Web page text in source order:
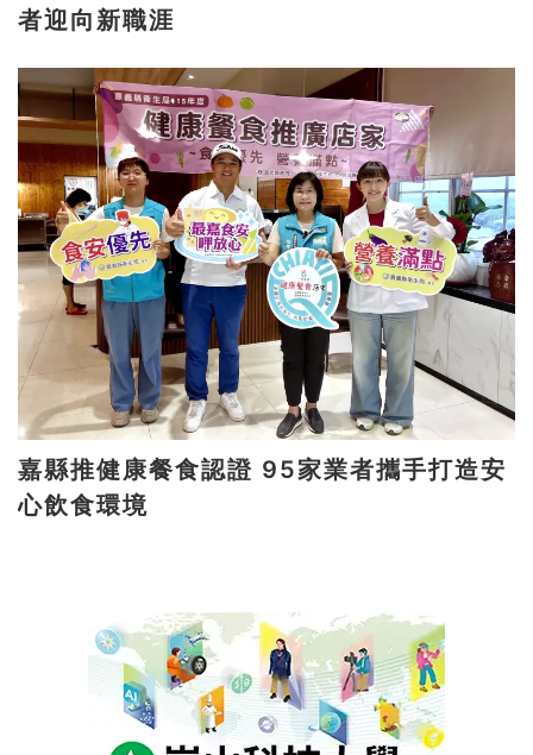
者迎向新職涯
嘉縣推健康餐食認證 95家業者攜手打造安
心飲食環境